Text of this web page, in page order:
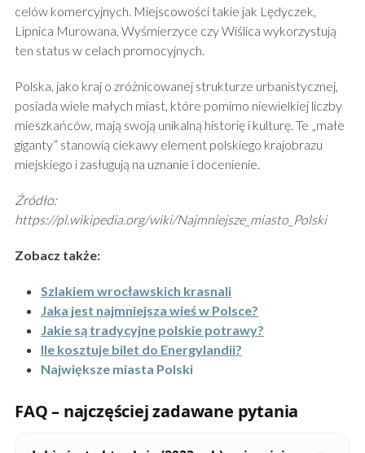
celów komercyjnych. Miejscowości takie jak Lędyczek,
Lipnica Murowana, Wyśmierzyce czy Wiślica wykorzystują
ten status w celach promocyjnych.
Polska, jako kraj o zróżnicowanej strukturze urbanistycznej,
posiada wiele małych miast, które pomimo niewielkiej liczby
mieszkańców, mają swoją unikalną historię i kulturę. Te „małe
giganty” stanowią ciekawy element polskiego krajobrazu
miejskiego i zasługują na uznanie i docenienie.
Źródło:
https://pl.wikipedia.org/wiki/Najmniejsze_miasto_Polski
Zobacz także:
Szlakiem wrocławskich krasnali
Jaka jest najmniejsza wieś w Polsce?
Jakie są tradycyjne polskie potrawy?
Ile kosztuje bilet do Energylandii?
Największe miasta Polski
FAQ – najczęściej zadawane pytania